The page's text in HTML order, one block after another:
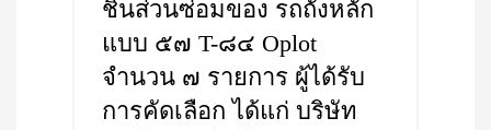
ชิ้นส่วนซ่อมของ รถถังหลัก
แบบ ๕๗ T-๘๔ Oplot
จำนวน ๗ รายการ ผู้ได้รับ
การคัดเลือก ได้แก่ บริษัท